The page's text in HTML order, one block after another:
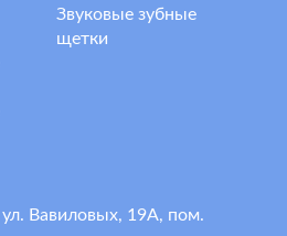
Звуковые зубные
щетки
Вавиловых, 19А, пом.